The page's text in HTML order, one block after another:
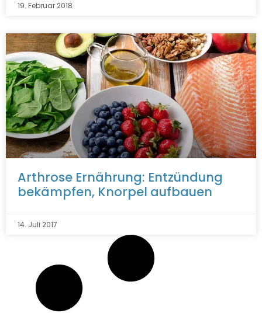
19. Februar 2018
Arthrose Ernährung: Entzündung
bekämpfen, Knorpel aufbauen
14. Juli 2017